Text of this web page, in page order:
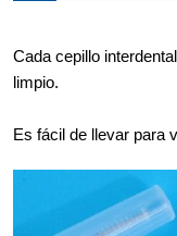
Cada cepillo
limpio.
Es fácil de llevar para